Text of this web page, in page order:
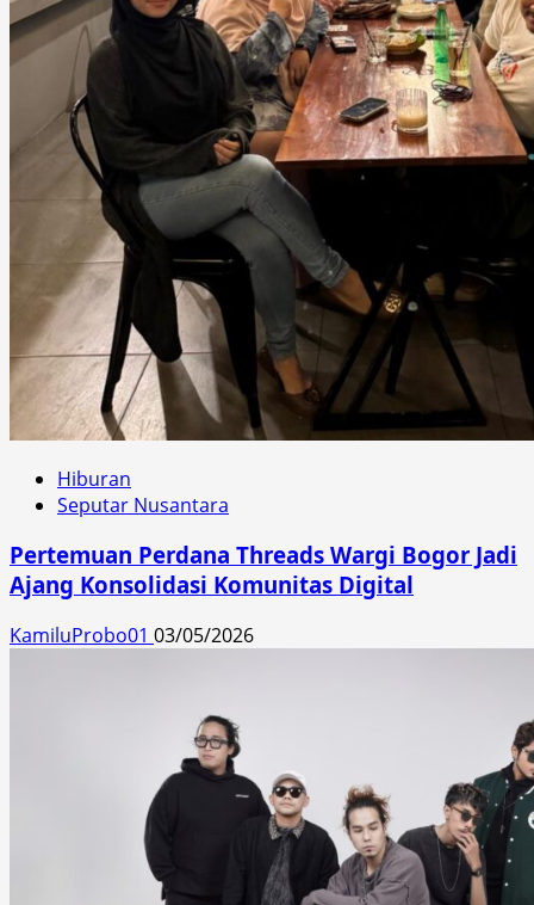
Hiburan
Seputar Nusantara
Pertemuan Perdana Threads Wargi Bogor Jadi
Ajang Konsolidasi Komunitas Digital
KamiluProbo01 03/05/2026